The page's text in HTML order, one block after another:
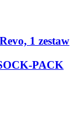
1 zestaw
PACK